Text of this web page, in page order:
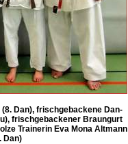
Dan), frischgebackene Dan-
frischgebackener Braungurt
Trainerin Eva Mona Altmann
Dan)